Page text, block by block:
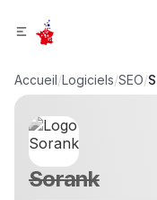
Accueil/Logiciels/SEO/
Sorank